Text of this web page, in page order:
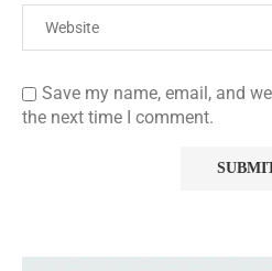
Save my name, email, and
the next time I comment.